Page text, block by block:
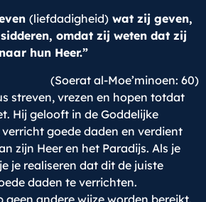
(liefdadigheid) wat zij geven,
omdat zij weten dat zij
hun Heer.”
(Soerat al-Moe’minoen: 60)
streven, vrezen en hopen totdat
Hij gelooft in de Goddelijke
verricht goede daden en verdient
zijn Heer en het Paradijs. Als je
je realiseren dat dit de juiste
daden te verrichten.
andere wijze worden bereikt.